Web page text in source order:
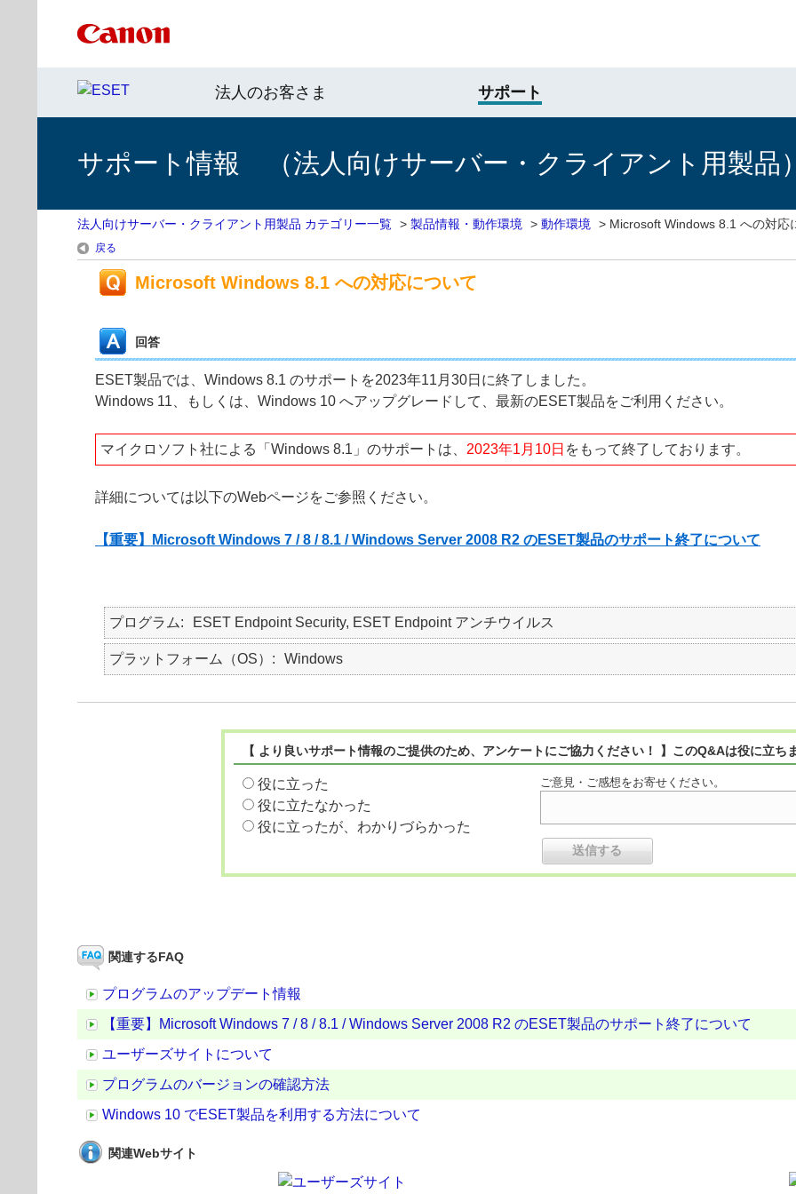
法人のお客さま サポート
サポート情報 （法人向けサーバー・クライアント用製品）
法人向けサーバー・クライアント用製品 カテゴリー一覧 > 製品情報・動作環境 > 動作環境 > Microsoft Windows 8.1 への対応
戻る
Microsoft Windows 8.1 への対応について
回答
ESET製品では、Windows 8.1 のサポートを2023年11月30日に終了しました。
Windows 11、もしくは、Windows 10 へアップグレードして、最新のESET製品をご利用ください。
マイクロソフト社による「Windows 8.1」のサポートは、 2023年1月10日 をもって終了しております。
詳細については以下のWebページをご参照ください。
【重要】Microsoft Windows 7 / 8 / 8.1 / Windows Server 2008 R2 のESET製品のサポート終了について
プログラム ESET Endpoint Security, ESET Endpoint アンチウイルス
プラットフォーム（OS） Windows
【 より良いサポート情報のご提供のため、アンケートにご協力ください！ 】このQ&Aは役に立ち
役に立った
役に立たなかった
役に立ったが、わかりづらかった
ご意見・ご感想をお寄せください。
関連するFAQ
プログラムのアップデート情報
【重要】Microsoft Windows 7 / 8 / 8.1 / Windows Server 2008 R2 のESET製品のサポート終了について
ユーザーズサイトについて
プログラムのバージョンの確認方法
Windows 10 でESET製品を利用する方法について
関連Webサイト